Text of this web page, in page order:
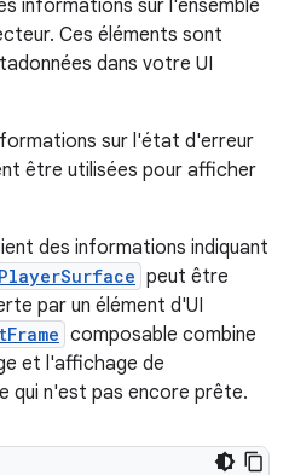
informations sur l'ensemble
Ces éléments sont
dans votre UI
sur l'état d'erreur
être utilisées pour afficher
des informations indiquant
PlayerSurface peut être
par un élément d'UI
composable combine
et l'affichage de
qui n'est pas encore prête.